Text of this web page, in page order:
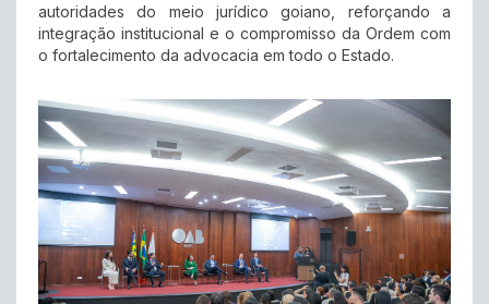
autoridades do meio jurídico goiano, reforçando a
integração institucional e o compromisso da Ordem com
o fortalecimento da advocacia em todo o Estado.